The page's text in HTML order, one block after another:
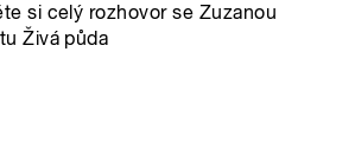
si celý rozhovor se Zuzanou
Živá půda